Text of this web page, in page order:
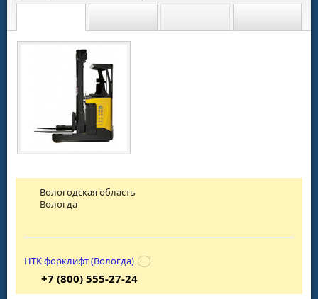
Вологодская область
Вологда
НТК форклифт (Вологда)
+7 (800) 555-27-24